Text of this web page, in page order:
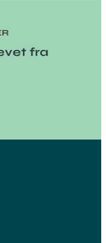
fra